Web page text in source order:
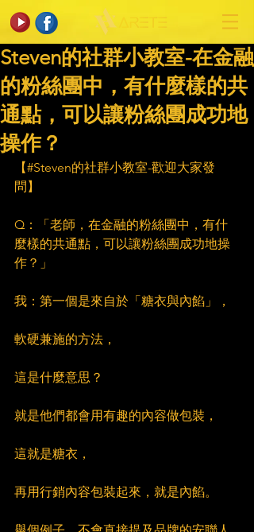
Steven的社群小教室-在金融
的粉絲團中，有什麼樣的共
通點，可以讓粉絲團成功地
操作？
【#Steven的社群小教室-歡迎大家發
問】
Q：「老師，在金融的粉絲團中，有什
麼樣的共通點，可以讓粉絲團成功地操
作？」
我：第一個是來自於「糖衣與內餡」，
軟硬兼施的方法，
這是什麼意思？
就是他們都會用有趣的內容做包裝，
這就是糖衣，
再用行銷內容包裝起來，就是內餡。